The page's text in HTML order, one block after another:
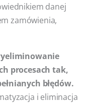
danej
zamówienia,
procesach tak,
błędów.
i eliminacja